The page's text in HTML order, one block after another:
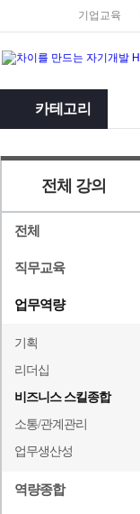
기업교육
카테고리
전체 강의
전체
직무교육
업무역량
기획
리더십
비즈니스 스킬종합
소통/관계관리
업무생산성
역량종합